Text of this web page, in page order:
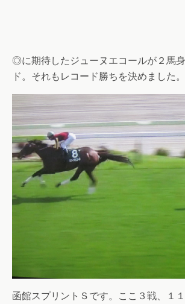
◎に期待したジューヌエコールが２馬
ド。それもレコード勝ちを決めました。
函館スプリントＳです。ここ３戦、１